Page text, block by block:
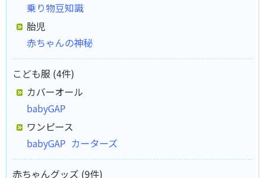
乗り物豆知識
胎児
赤ちゃんの神秘
こども服 (4件)
カバーオール
babyGAP
ワンピース
babyGAP カーターズ
赤ちゃんグッズ (9件)